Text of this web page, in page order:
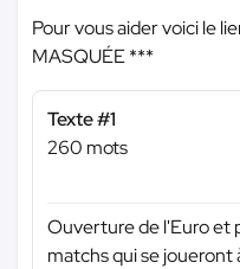
Pour vous aider voici le
MASQUÉE ***
Texte #1
260 mots
Ouverture de l'Euro et
matchs qui se joueront